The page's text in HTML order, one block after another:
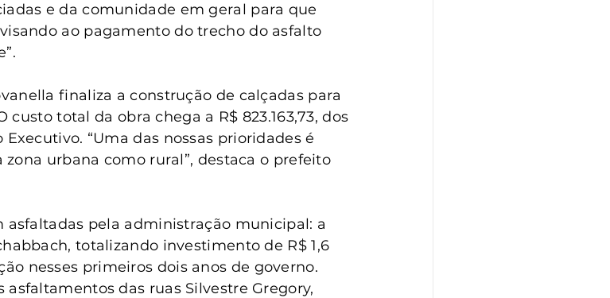
e da comunidade em geral para que
ao pagamento do trecho do asfalto
finaliza a construção de calçadas para
total da obra chega a R$ 823.163,73, dos
“Uma das nossas prioridades é
urbana como rural”, destaca o prefeito
asfaltadas pela administração municipal: a
totalizando investimento de R$ 1,6
nesses primeiros dois anos de governo.
asfaltamentos das ruas Silvestre Gregory,